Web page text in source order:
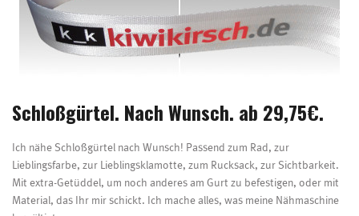
Schloßgürtel. Nach Wunsch. ab 29,75€.
Ich nähe Schloßgürtel nach Wunsch! Passend zum Rad, zur
Lieblingsfarbe, zur Lieblingsklamotte, zum Rucksack, zur Sichtbarkeit.
Mit extra-Getüddel, um noch anderes am Gurt zu befestigen, oder mit
Material, das Ihr mir schickt. Ich mache alles, was meine Nähmaschine